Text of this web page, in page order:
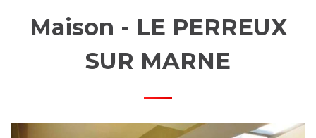
Maison - LE PERREUX
SUR MARNE